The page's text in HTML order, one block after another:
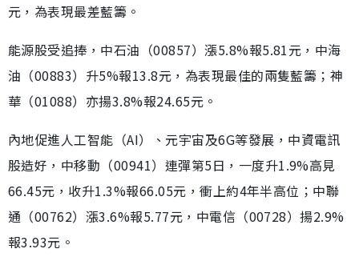
元，為表現最差藍籌。
能源股受追捧，中石油（00857）漲5.8%報5.81元，中海
油（00883）升5%報13.8元，為表現最佳的兩隻藍籌；神
華（01088）亦揚3.8%報24.65元。
內地促進人工智能（AI）、元宇宙及6G等發展，中資電訊
股造好，中移動（00941）連彈第5日，一度升1.9%高見
66.45元，收升1.3%報66.05元，衝上約4年半高位；中聯
通（00762）漲3.6%報5.77元，中電信（00728）揚2.9%
報3.93元。